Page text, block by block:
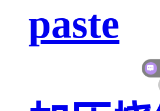
paste